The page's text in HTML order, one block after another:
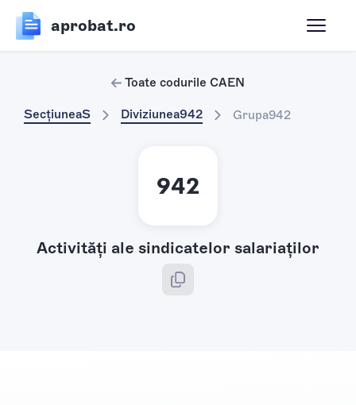
aprobat.ro
Toate codurile CAEN
SecțiuneaS Diviziunea942 Grupa942
942
Activităţi ale sindicatelor salariaţilor